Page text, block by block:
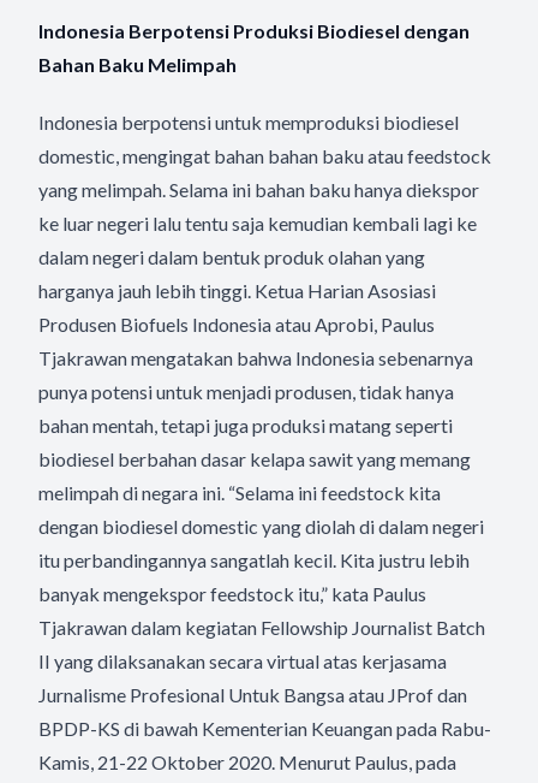
Indonesia Berpotensi Produksi Biodiesel dengan
Bahan Baku Melimpah
Indonesia berpotensi untuk memproduksi biodiesel
domestic, mengingat bahan bahan baku atau feedstock
yang melimpah. Selama ini bahan baku hanya diekspor
ke luar negeri lalu tentu saja kemudian kembali lagi ke
dalam negeri dalam bentuk produk olahan yang
harganya jauh lebih tinggi. Ketua Harian Asosiasi
Produsen Biofuels Indonesia atau Aprobi, Paulus
Tjakrawan mengatakan bahwa Indonesia sebenarnya
punya potensi untuk menjadi produsen, tidak hanya
bahan mentah, tetapi juga produksi matang seperti
biodiesel berbahan dasar kelapa sawit yang memang
melimpah di negara ini. “Selama ini feedstock kita
dengan biodiesel domestic yang diolah di dalam negeri
itu perbandingannya sangatlah kecil. Kita justru lebih
banyak mengekspor feedstock itu,” kata Paulus
Tjakrawan dalam kegiatan Fellowship Journalist Batch
II yang dilaksanakan secara virtual atas kerjasama
Jurnalisme Profesional Untuk Bangsa atau JProf dan
BPDP-KS di bawah Kementerian Keuangan pada Rabu-
Kamis, 21-22 Oktober 2020. Menurut Paulus, pada